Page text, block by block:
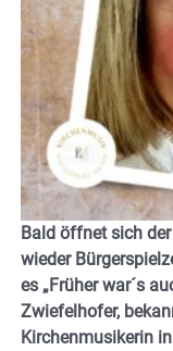
Bald öffnet sich
wieder
es „Früher war´s
Zwiefelhofer,
Kirchenmusikerin